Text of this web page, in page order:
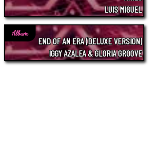
LUIS MIGUEL
Album
END OF AN ERA (DELUXE VERSION)
IGGY AZALEA & GLORIA GROOVE